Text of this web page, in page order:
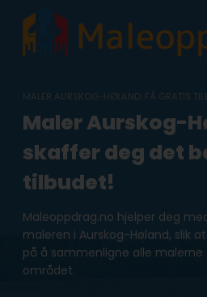
content
MALER AURSKOG-HØLAND: FÅ GRATIS
Maler Aurskog-
skaffer deg det
tilbudet!
Maleoppdrag.no hjelper deg
maleren i Aurskog-Høland, slik
på å sammenligne alle
området.